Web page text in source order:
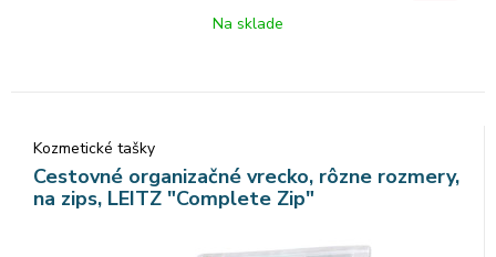
Na sklade
Kozmetické tašky
Cestovné organizačné vrecko, rôzne rozmery,
na zips, LEITZ "Complete Zip"